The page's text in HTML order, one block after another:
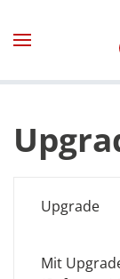
Zum
Upgrade
Mit